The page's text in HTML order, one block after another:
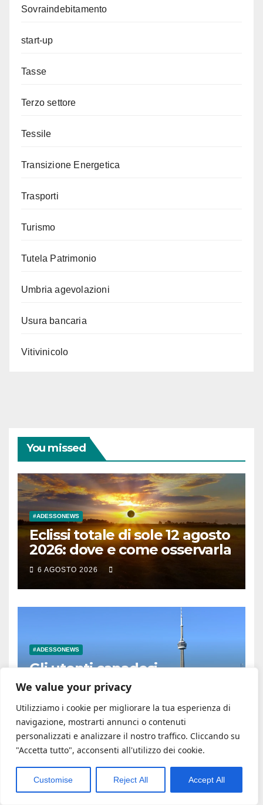
We value your privacy
Utilizziamo i cookie per migliorare la tua esperienza di
navigazione, mostrarti annunci o contenuti
personalizzati e analizzare il nostro traffico. Cliccando su
"Accetta tutto", acconsenti all'utilizzo dei cookie.
Customise Reject All Accept All
Sovraindebitamento
start-up
Tasse
Terzo settore
Tessile
Transizione Energetica
Trasporti
Turismo
Tutela Patrimonio
Umbria agevolazioni
Usura bancaria
Vitivinicolo
You missed
#ADESSONEWS
Eclissi totale di sole 12 agosto
2026: dove e come osservarla
6 AGOSTO 2026
#ADESSONEWS
Gli utenti canadesi
rappresentano il 25% delle
perdite causate dalla
vulnerabilità di Coldcard
6 AGOSTO 2026
#ADESSONEWS